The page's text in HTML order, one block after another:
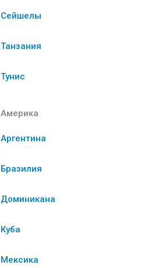
Сейшелы
Танзания
Тунис
Америка
Аргентина
Бразилия
Доминикана
Куба
Мексика